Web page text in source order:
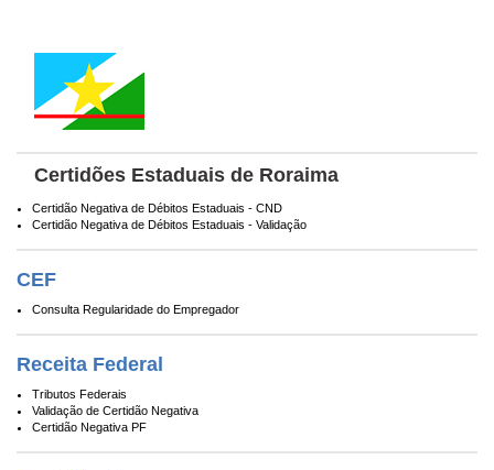
Certidões Estaduais de Roraima
Certidão Negativa de Débitos Estaduais - CND
Certidão Negativa de Débitos Estaduais - Validação
CEF
Consulta Regularidade do Empregador
Receita Federal
Tributos Federais
Validação de Certidão Negativa
Certidão Negativa PF